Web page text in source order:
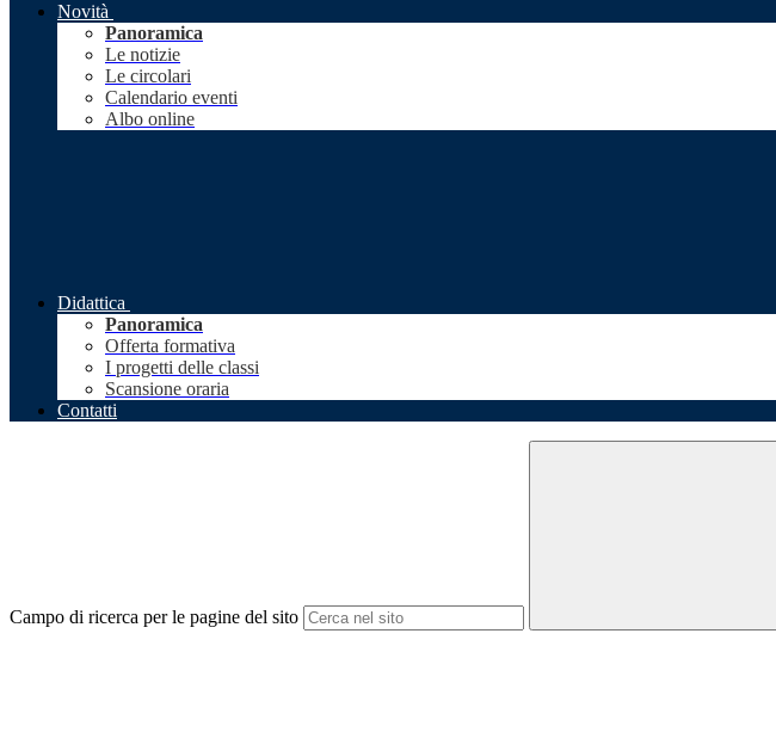
Novità
Panoramica
Le notizie
Le circolari
Calendario eventi
Albo online
Didattica
Panoramica
Offerta formativa
I progetti delle classi
Scansione oraria
Contatti
Campo di ricerca per le pagine del sito